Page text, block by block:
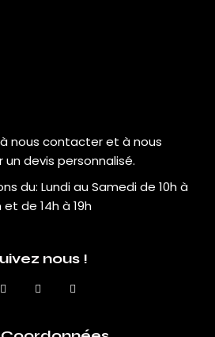
nous contacter et à nous
devis personnalisé.
du: Lundi au Samedi de 10h à
et de 14h à 19h
nous !